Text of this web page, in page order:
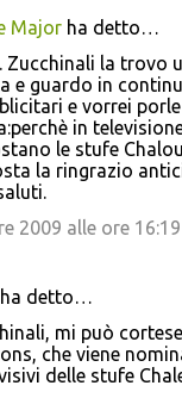
Major ha detto…
Zucchinali la trovo
e guardo in
e vorrei
in
le stufe
la ringrazio
2009 alle ore 16:19
ha detto…
mi può
che viene
delle stufe